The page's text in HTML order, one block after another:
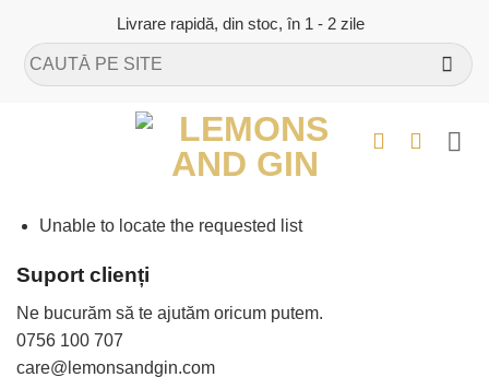
content
Livrare rapidă, din stoc, în 1 - 2 zile
Caută
după:
Unable to locate the requested list
Suport clienți
Ne bucurăm să te ajutăm oricum putem.
0756 100 707
care@lemonsandgin.com